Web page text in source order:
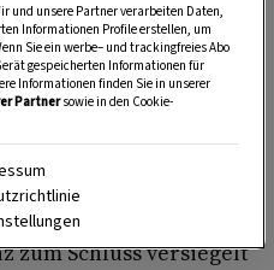
sorgsam das dünne
die Vorlage, die früher
kann man auch
Bei der
natürlich alles
werden. Mit Lack
bevor die Farbe
zum Schluss versiegelt
und unsere Partner verarbeiten Daten,
Informationen Profile erstellen, um
Sie ein werbe– und trackingfreies Abo
gespeicherten Informationen für
Informationen finden Sie in unserer
Partnersowie in den Cookie-